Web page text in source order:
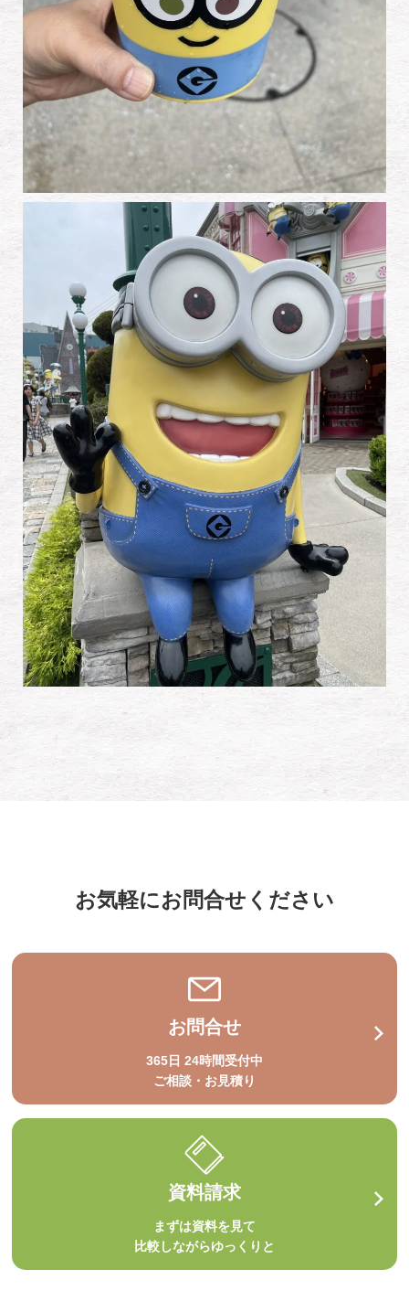
お気軽にお問合せください
お問合せ
365日 24時間受付中
ご相談・お見積り
資料請求
まずは資料を見て
比較しながらゆっくりと